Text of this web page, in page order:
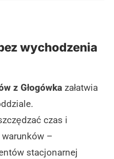
wychodzenia
z Głogówka załatwia
czas i
–
stacjonarnej